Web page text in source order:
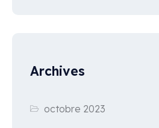
Archives
octobre 2023